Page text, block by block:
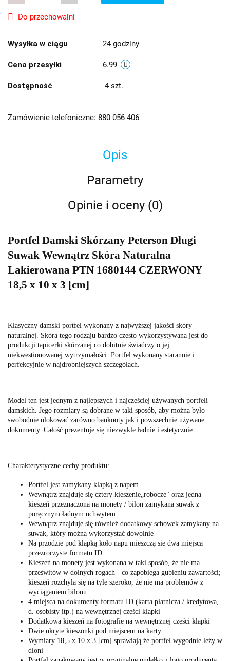
Do przechowalni
Wysyłka w ciągu 24 godziny
Cena przesyłki 6.99
Dostępność 4 szt.
Zamówienie telefoniczne: 880 056 406
Opis
Parametry
Opinie i oceny (0)
Portfel Damski Skórzany Peterson Długi
Suwak Wewnątrz Skóra Naturalna
Lakierowana PTN 1680144 CZERWONY
18,5 x 10 x 3 [cm]
Klasyczny damski portfel wykonany z najwyższej jakości skóry
naturalnej. Skóra tego rodzaju bardzo często wykorzystywana jest do
produkcji tapicerki skórzanej co dobitnie świadczy o jej
niekwestionowanej wytrzymałości. Portfel wykonany starannie i
perfekcyjnie w najdrobniejszych szczegółach.
Model ten jest jednym z najlepszych i najczęściej używanych portfeli
damskich. Jego rozmiary są dobrane w taki sposób, aby można było
swobodnie ulokować zarówno banknoty jak i powszechnie używane
dokumenty. Całość prezentuje się niezwykle ładnie i estetycznie.
Charakterystyczne cechy produktu:
Portfel jest zamykany klapką z napem
Wewnątrz znajduje się cztery kieszenie„robocze" oraz jedna
kieszeń przeznaczona na monety / bilon zamykana suwak z
poręcznym ładnym uchwytem
Wewnątrz znajduje się również dodatkowy schowek zamykany na
suwak, który można wykorzystać dowolnie
Na przodzie pod klapką koło napu mieszczą sie dwa miejsca
przezroczyste formatu ID
Kieszeń na monety jest wykonana w taki sposób, że nie ma
prześwitów w dolnych rogach - co zapobiega gubieniu zawartości;
kieszeń rozchyla się na tyle szeroko, że nie ma problemów z
wyciąganiem bilonu
4 miejsca na dokumenty formatu ID (karta płatnicza / kredytowa,
d. osobisty itp.) na wewnętrznej części klapki
Dodatkowa kieszeń na fotografie na wewnętrznej części klapki
Dwie ukryte kieszonki pod miejscem na karty
Wymiary 18,5 x 10 x 3 [cm] sprawiają że portfel wygodnie leży w
dłoni